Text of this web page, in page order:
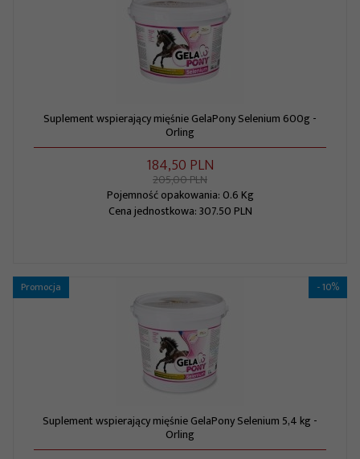
Suplement wspierający mięśnie GelaPony Selenium 600g -
Orling
184,50 PLN
205,00 PLN
Pojemność opakowania: 0.6 Kg
Cena jednostkowa: 307.50 PLN
Promocja - 10%
Suplement wspierający mięśnie GelaPony Selenium 5,4 kg -
Orling